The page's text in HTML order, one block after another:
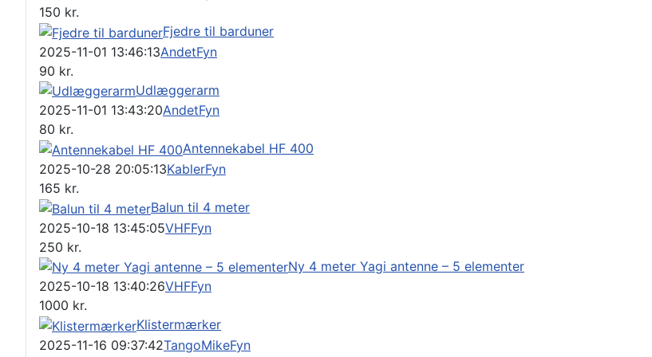
150 kr.
Fjedre til barduner
2025-11-01 13:46:13AndetFyn
90 kr.
Udlæggerarm
2025-11-01 13:43:20AndetFyn
80 kr.
Antennekabel HF 400
2025-10-28 20:05:13KablerFyn
165 kr.
Balun til 4 meter
2025-10-18 13:45:05VHFFyn
250 kr.
Ny 4 meter Yagi antenne – 5 elementer
2025-10-18 13:40:26VHFFyn
1000 kr.
Klistermærker
2025-11-16 09:37:42TangoMikeFyn